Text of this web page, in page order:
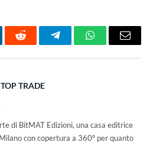
Reddit TelegramWhatsAppEmail
TRADE
di BitMAT Edizioni, una casa editrice
con copertura a 360° per quanto